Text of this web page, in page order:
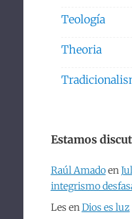
Teología
Theoria
Estamos
Raúl Amadoen
integrismo
Les enDios es luz